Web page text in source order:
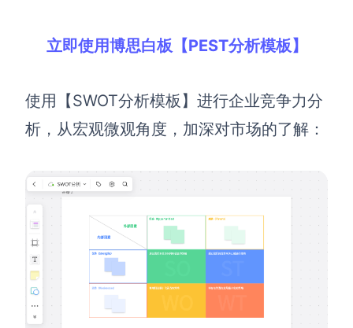
立即使用博思白板【PEST分析模板】
使用【SWOT分析模板】进行企业竞争力分
析，从宏观微观角度，加深对市场的了解：